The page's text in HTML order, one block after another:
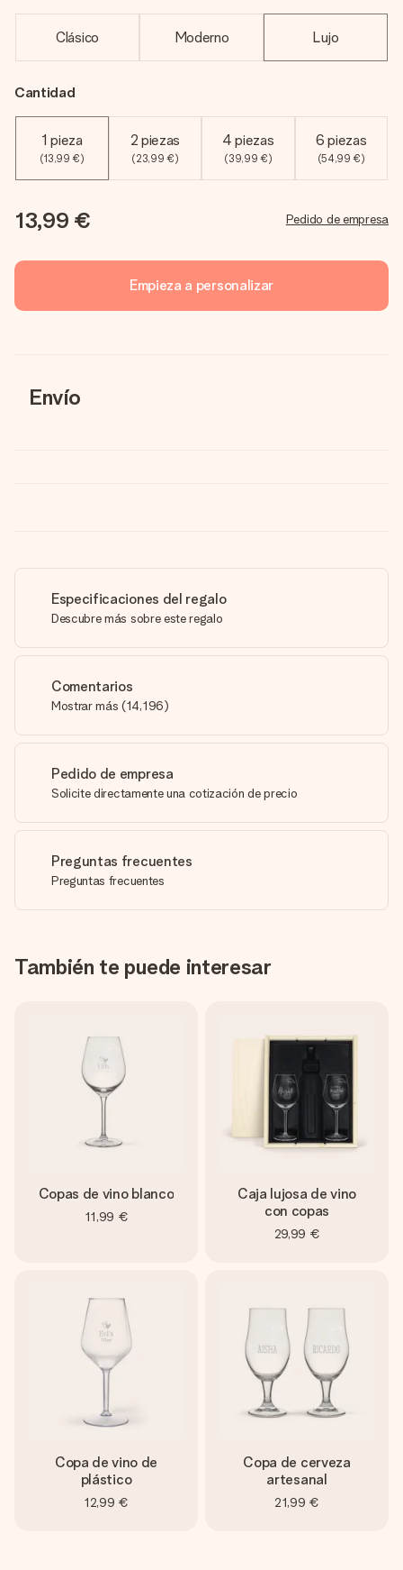
Clásico Moderno Lujo
Cantidad
1 pieza
(13,99 €)
2 piezas
(23,99 €)
4 piezas
(39,99 €)
6 piezas
(54,99 €)
13,99 € Pedido de empresa
Empieza a personalizar
Envío
Especificaciones del regalo
Descubre más sobre este regalo
Comentarios
Mostrar más (14,196)
Pedido de empresa
Solicite directamente una cotización de precio
Preguntas frecuentes
Preguntas frecuentes
También te puede interesar
Copas de vino blanco
11,99 €
Caja lujosa de vino
con copas
29,99 €
Copa de vino de
plástico
12,99 €
Copa de cerveza
artesanal
21,99 €